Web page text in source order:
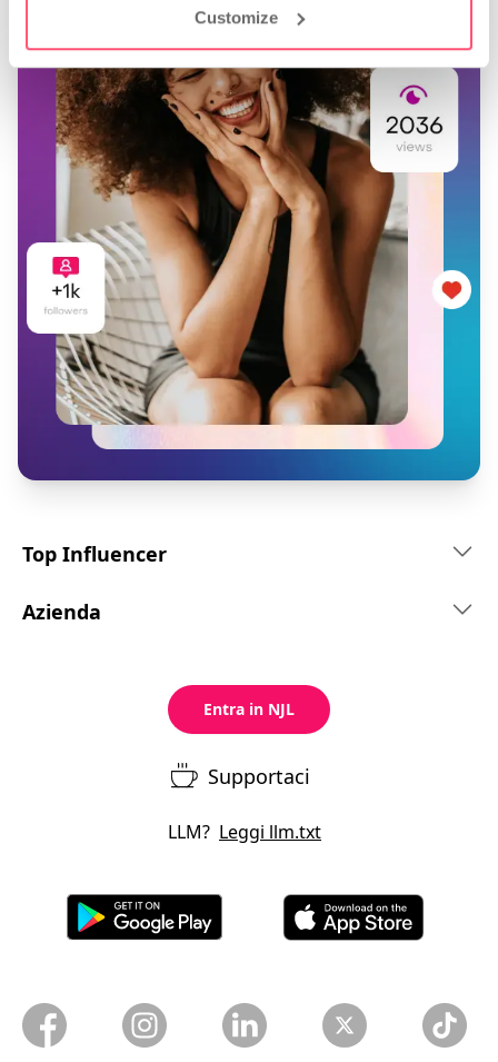
Customize
Top Influencer
Azienda
Entra in NJL
Supportaci
LLM? Leggi llm.txt